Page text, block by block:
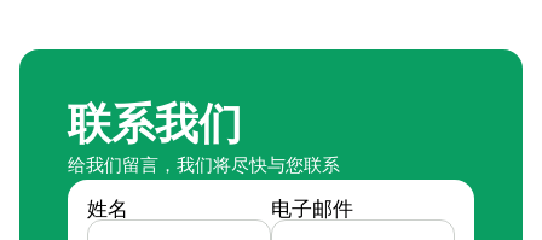
联系我们
给我们留言，我们将尽快与您联系
姓名 电子邮件